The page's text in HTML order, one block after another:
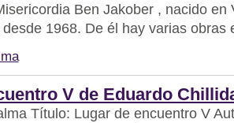
Ben Jakober , nacido en
1968. De él hay varias obras
V de Eduardo
Título: Lugar de encuentro V